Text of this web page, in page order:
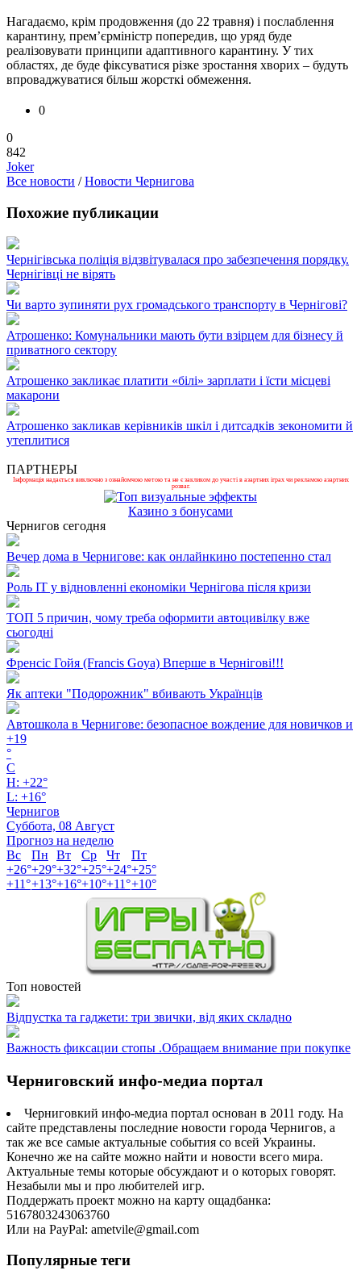
Нагадаємо, крім продовження (до 22 травня) і послаблення
карантину, прем’єрміністр попередив, що уряд буде
реалізовувати принципи адаптивного карантину. У тих
областях, де буде фіксуватися різке зростання хворих – будуть
впроваджуватися більш жорсткі обмеження.
0
0
842
Joker
Все новости /Новости Чернигова
Похожие публикации
Чернігівська поліція відзвітувалася про забезпечення порядку.
Чернігівці не вірять
Чи варто зупиняти рух громадського транспорту в Чернігові?
Атрошенко: Комунальники мають бути взірцем для бізнесу й
приватного сектору
Атрошенко закликає платити «білі» зарплати і їсти місцеві
макарони
Атрошенко закликав керівників шкіл і дитсадків зекономити й
утеплитися
ПАРТНЕРЫ
Інформація надається виключно з ознайомчою метою та не є закликом до участі в азартних іграх чи рекламою азартних
розваг.
Казино з бонусами
Чернигов сегодня
Вечер дома в Чернигове: как онлайнкино постепенно стал
Роль ІТ у відновленні економіки Чернігова після кризи
ТОП 5 причин, чому треба оформити автоцивілку вже
сьогодні
Френсіс Гойя (Francis Goya) Вперше в Чернігові!!!
Як аптеки "Подорожник" вбивають Українців
Автошкола в Чернигове: безопасное вождение для новичков и
+19
°
C
H: +22°
L: +16°
Чернигов
Суббота, 08 Август
Прогноз на неделю
Вс
Пн Вт Ср Чт
Пт
+26°+29°+32°+25°+24°+25°
+11°+13°+16°+10°+11°+10°
Топ новостей
Відпустка та гаджети: три звички, від яких складно
Важность фиксации стопы .Обращаем внимание при покупке
Черниговский инфо-медиа портал
Черниговкий инфо-медиа портал основан в 2011 году. На
сайте представлены последние новости города Чернигов, а
так же все самые актуальные события со всей Украины.
Конечно же на сайте можно найти и новости всего мира.
Актуальные темы которые обсуждают и о которых говорят.
Незабыли мы и про любителей игр.
Поддержать проект можно на карту ощадбанка:
5167803243063760
Или на PayPal: ametvile@gmail.com
Популярные теги